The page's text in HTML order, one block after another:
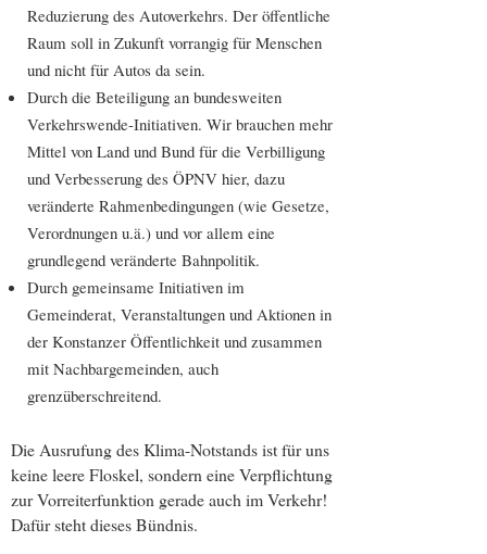
Reduzierung des Autoverkehrs. Der öffentliche
Raum soll in Zukunft vorrangig für Menschen
und nicht für Autos da sein.
Durch die Beteiligung an bundesweiten
Verkehrswende-Initiativen. Wir brauchen mehr
Mittel von Land und Bund für die Verbilligung
und Verbesserung des ÖPNV hier, dazu
veränderte Rahmenbedingungen (wie Gesetze,
Verordnungen u.ä.) und vor allem eine
grundlegend veränderte Bahnpolitik.
Durch gemeinsame Initiativen im
Gemeinderat, Veranstaltungen und Aktionen in
der Konstanzer Öffentlichkeit und zusammen
mit Nachbargemeinden, auch
grenzüberschreitend.
Die Ausrufung des Klima-Notstands ist für uns
keine leere Floskel, sondern eine Verpflichtung
zur Vorreiterfunktion gerade auch im Verkehr!
Dafür steht dieses Bündnis.